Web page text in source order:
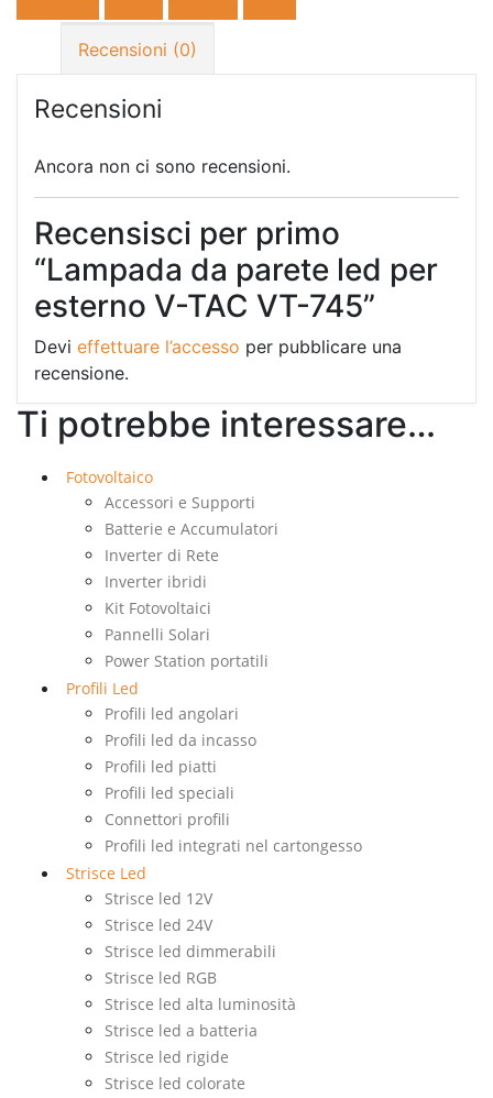
Recensioni (0)
Recensioni
Ancora non ci sono recensioni.
Recensisci per primo
“Lampada da parete led per
esterno V-TAC VT-745”
Devi effettuare l’accesso per pubblicare una
recensione.
Ti potrebbe interessare…
Fotovoltaico
Accessori e Supporti
Batterie e Accumulatori
Inverter di Rete
Inverter ibridi
Kit Fotovoltaici
Pannelli Solari
Power Station portatili
Profili Led
Profili led angolari
Profili led da incasso
Profili led piatti
Profili led speciali
Connettori profili
Profili led integrati nel cartongesso
Strisce Led
Strisce led 12V
Strisce led 24V
Strisce led dimmerabili
Strisce led RGB
Strisce led alta luminosità
Strisce led a batteria
Strisce led rigide
Strisce led colorate